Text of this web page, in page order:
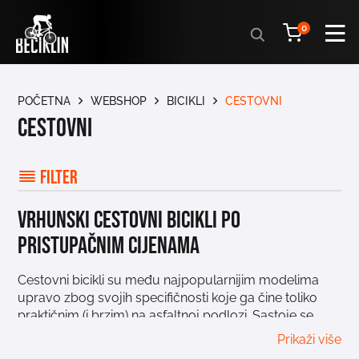
Products
search
0
POČETNA WEBSHOP BICIKLI CESTOVNI
Filter
Cestovni
Vrhunski cestovni bicikli po
pristupačnim cijenama
Cestovni bicikli su među najpopularnijim modelima
upravo zbog svojih specifičnosti koje ga čine toliko
praktičnim (i brzim) na asfaltnoj podlozi. Sastoje se
najčešće od aluminijskog ili karbonskog okvira što
Prikaži više